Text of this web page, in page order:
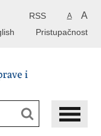
A A
RSS
Pristupačnost